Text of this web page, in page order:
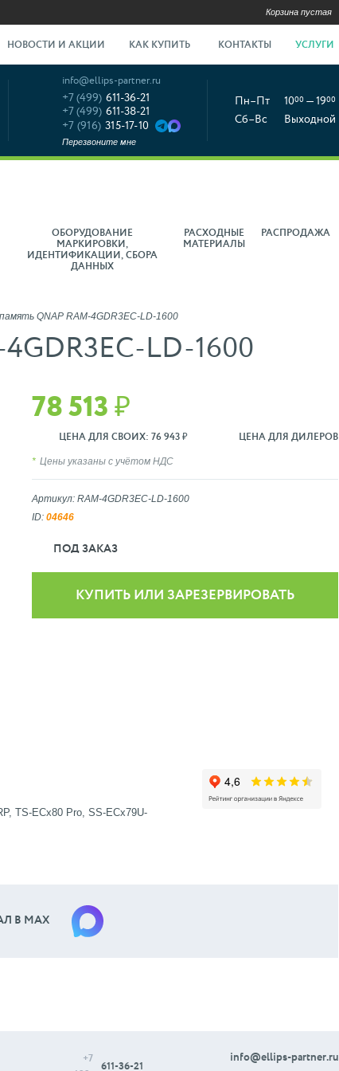
Корзина пустая
НОВОСТИ И АКЦИИ КАК КУПИТЬ КОНТАКТЫ УСЛУГИ
info@ellips-partner.ru
+7 (499) 611-36-21
+7 (499) 611-38-21
+7 (916) 315-17-10
Перезвоните мне
Пн–Пт 1000 — 1900
Сб–Вс Выходной
ОБОРУДОВАНИЕ
МАРКИРОВКИ,
ИДЕНТИФИКАЦИИ, СБОРА
ДАННЫХ
РАСХОДНЫЕ
МАТЕРИАЛЫ
РАСПРОДАЖА
QNAP RAM-4GDR3EC-LD-1600
LD-1600
78 513 ₽
ЦЕНА ДЛЯ СВОИХ: 76 943 ₽ ЦЕНА ДЛЯ ДИЛЕРОВ
Цены указаны с учётом НДС
Артикул: RAM-4GDR3EC-LD-1600
ID: 04646
ПОД ЗАКАЗ
КУПИТЬ ИЛИ ЗАРЕЗЕРВИРОВАТЬ
TS-ECx80 Pro, SS-ECx79U-
В МАХ
+7
611-36-21
info@ellips-partner.ru